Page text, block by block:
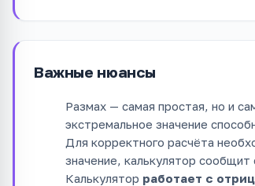
Важные нюансы
Размах — самая простая, но и
экстремальное значение
Для корректного расчёта
значение, калькулятор сообщит
Калькулятор работает с